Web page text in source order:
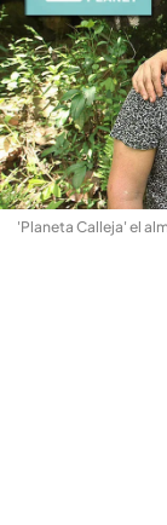
'Planeta Calleja' el